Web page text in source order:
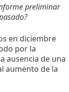
preliminar
en diciembre
por la
ausencia de una
aumento de la